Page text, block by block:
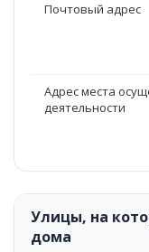
Почтовый адрес
Адрес места
деятельности
Улицы, на
дома